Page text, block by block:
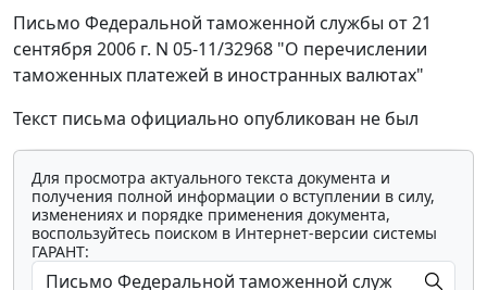
Письмо Федеральной таможенной службы от 21
сентября 2006 г. N 05-11/32968 "О перечислении
таможенных платежей в иностранных валютах"
Текст письма официально опубликован не был
Для просмотра актуального текста документа и
получения полной информации о вступлении в силу,
изменениях и порядке применения документа,
воспользуйтесь поиском в Интернет-версии системы
ГАРАНТ: